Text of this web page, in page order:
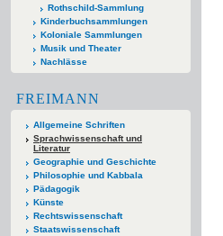
Rothschild-Sammlung
Kinderbuchsammlungen
Koloniale Sammlungen
Musik und Theater
Nachlässe
FREIMANN
Allgemeine Schriften
Sprachwissenschaft und
Literatur
Geographie und Geschichte
Philosophie und Kabbala
Pädagogik
Künste
Rechtswissenschaft
Staatswissenschaft